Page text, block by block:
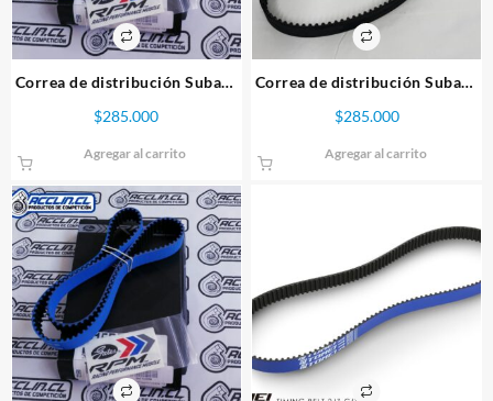
Correa de distribución Subaru
WRX/STi
$285.000
Agregar al carrito
Correa de distribución Subaru
$285.000
Agregar al carrito